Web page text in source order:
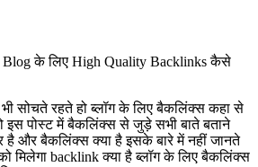
Blog के लिए High Quality Backlinks कैसे
सोचते रहते हो ब्लॉग के लिए बैकलिंक्स कहा से
पोस्ट में बैकलिंक्स से जुड़े सभी बाते बताने
है और बैकलिंक्स क्या है इसके बारे में नहीं जानते
मिलेगा backlink क्या है ब्लॉग के लिए बैकलिंक्स